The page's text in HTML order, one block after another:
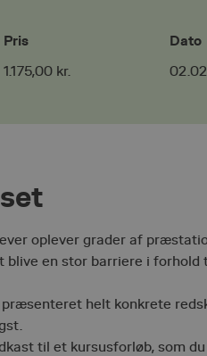
Pris
1.175,00 kr.
Dato
oplever grader af
blive en stor barriere i
præsenteret helt konkrete
til et kursusforløb, som